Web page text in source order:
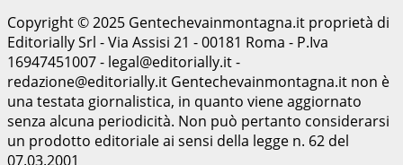
Copyright © 2025 Gentechevainmontagna.it proprietà di
Editorially Srl - Via Assisi 21 - 00181 Roma - P.Iva
16947451007 - legal@editorially.it -
redazione@editorially.it Gentechevainmontagna.it non è
una testata giornalistica, in quanto viene aggiornato
senza alcuna periodicità. Non può pertanto considerarsi
un prodotto editoriale ai sensi della legge n. 62 del
07.03.2001